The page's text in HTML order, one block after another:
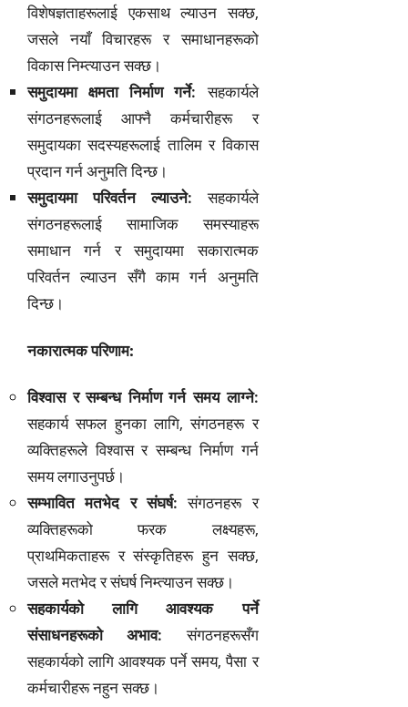
विशेषज्ञताहरूलाई एकसाथ ल्याउन सक्छ,
जसले नयाँ विचारहरू र समाधानहरूको
विकास निम्त्याउन सक्छ।
समुदायमा क्षमता निर्माण गर्ने: सहकार्यले
संगठनहरूलाई आफ्नै कर्मचारीहरू र
समुदायका सदस्यहरूलाई तालिम र विकास
प्रदान गर्न अनुमति दिन्छ।
समुदायमा परिवर्तन ल्याउने: सहकार्यले
संगठनहरूलाई सामाजिक समस्याहरू
समाधान गर्न र समुदायमा सकारात्मक
परिवर्तन ल्याउन सँगै काम गर्न अनुमति
दिन्छ।
नकारात्मक परिणाम:
विश्वास र सम्बन्ध निर्माण गर्न समय लाग्ने:
सहकार्य सफल हुनका लागि, संगठनहरू र
व्यक्तिहरूले विश्वास र सम्बन्ध निर्माण गर्न
समय लगाउनुपर्छ।
सम्भावित मतभेद र संघर्ष: संगठनहरू र
व्यक्तिहरूको फरक लक्ष्यहरू,
प्राथमिकताहरू र संस्कृतिहरू हुन सक्छ,
जसले मतभेद र संघर्ष निम्त्याउन सक्छ।
सहकार्यको लागि आवश्यक पर्ने
संसाधनहरूको अभाव: संगठनहरूसँग
सहकार्यको लागि आवश्यक पर्ने समय, पैसा र
कर्मचारीहरू नहुन सक्छ।